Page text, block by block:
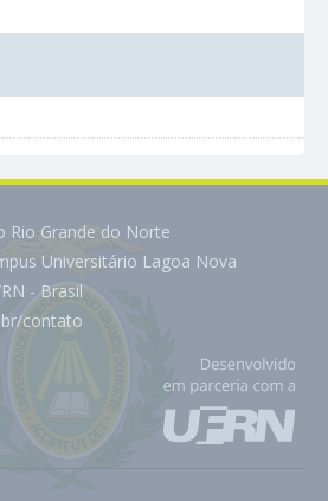
Rio Grande do Norte
Universitário Lagoa Nova
- Brasil
contato